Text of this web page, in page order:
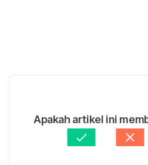
Apakah artikel ini